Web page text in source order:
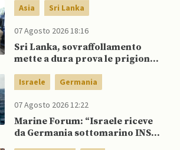
Asia Sri Lanka
07 Agosto 2026 18:16
Sri Lanka, sovraffollamento
mette a dura prova le prigioni
morti e 23 feriti
Israele Germania
07 Agosto 2026 12:22
Marine Forum: “Israele riceve
da Germania sottomarino INS